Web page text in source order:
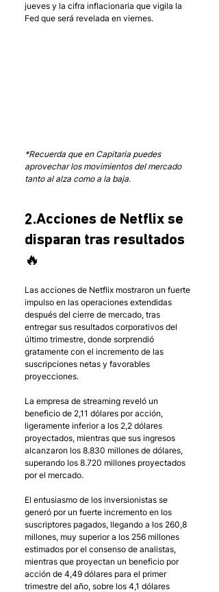
jueves y la cifra inflacionaria que vigila la
Fed que será revelada en viernes.
*Recuerda que en Capitaria puedes
aprovechar los movimientos del mercado
tanto al alza como a la baja.
2.Acciones de Netflix se
disparan tras resultados
🔥
Las acciones de Netflix mostraron un fuerte
impulso en las operaciones extendidas
después del cierre de mercado, tras
entregar sus resultados corporativos del
último trimestre, donde sorprendió
gratamente con el incremento de las
suscripciones netas y favorables
proyecciones.
La empresa de streaming reveló un
beneficio de 2,11 dólares por acción,
ligeramente inferior a los 2,2 dólares
proyectados, mientras que sus ingresos
alcanzaron los 8.830 millones de dólares,
superando los 8.720 millones proyectados
por el mercado.
El entusiasmo de los inversionistas se
generó por un fuerte incremento en los
suscriptores pagados, llegando a los 260,8
millones, muy superior a los 256 millones
estimados por el consenso de analistas,
mientras que proyectan un beneficio por
acción de 4,49 dólares para el primer
trimestre del año, sobre los 4,1 dólares